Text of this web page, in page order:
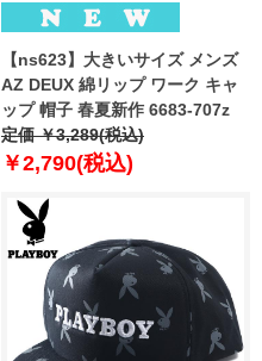
【ns623】大きいサイズ メンズ
AZ DEUX 綿リップ ワーク キャ
ップ 帽子 春夏新作 6683-707z
定価 ￥3,289(税込)
￥2,790(税込)